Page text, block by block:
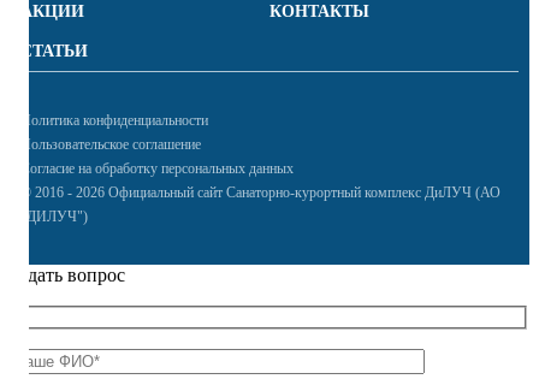
АКЦИИ КОНТАКТЫ
СТАТЬИ
Политика конфиденциальности
Пользовательское соглашение
Согласие на обработку персональных данных
© 2016 - 2026 Официальный сайт Санаторно-курортный комплекс ДиЛУЧ (АО
"ДИЛУЧ")
Задать вопрос